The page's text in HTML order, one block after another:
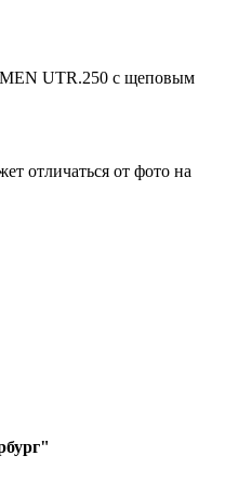
UTR.250 с щеповым
отличаться от фото на
"